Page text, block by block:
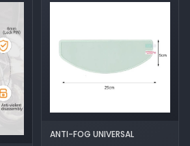
ANTI-FOG UNIVERSAL